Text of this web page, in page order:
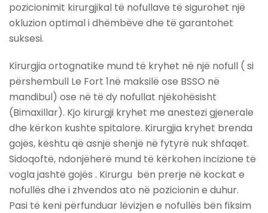
pozicionimit kirurgjikal të nofullave të sigurohet një
okluzion optimal i dhëmbëve dhe të garantohet
suksesi.
Kirurgjia ortognatike mund të kryhet në një nofull ( si
përshembull Le Fort 1në maksilë ose BSSO në
mandibul) ose në të dy nofullat njëkohësisht
(Bimaxillar). Kjo kirurgji kryhet me anestezi gjenerale
dhe kërkon kushte spitalore. Kirurgjia kryhet brenda
gojës, kështu që asnjë shenjë në fytyrë nuk shfaqet.
Sidoqoftë, ndonjëherë mund të kërkohen incizione të
vogla jashtë gojës . Kirurgu bën prerje në kockat e
nofullës dhe i zhvendos ato në pozicionin e duhur.
Pasi të keni përfunduar lëvizjen e nofullës bën fiksim